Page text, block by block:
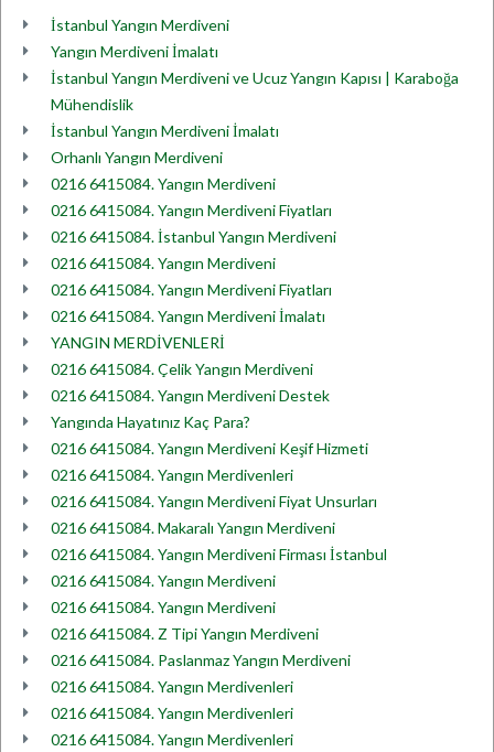
İstanbul Yangın Merdiveni
Yangın Merdiveni İmalatı
İstanbul Yangın Merdiveni ve Ucuz Yangın Kapısı | Karaboğa
Mühendislik
İstanbul Yangın Merdiveni İmalatı
Orhanlı Yangın Merdiveni
0216 6415084. Yangın Merdiveni
0216 6415084. Yangın Merdiveni Fiyatları
0216 6415084. İstanbul Yangın Merdiveni
0216 6415084. Yangın Merdiveni
0216 6415084. Yangın Merdiveni Fiyatları
0216 6415084. Yangın Merdiveni İmalatı
YANGIN MERDİVENLERİ
0216 6415084. Çelik Yangın Merdiveni
0216 6415084. Yangın Merdiveni Destek
Yangında Hayatınız Kaç Para?
0216 6415084. Yangın Merdiveni Keşif Hizmeti
0216 6415084. Yangın Merdivenleri
0216 6415084. Yangın Merdiveni Fiyat Unsurları
0216 6415084. Makaralı Yangın Merdiveni
0216 6415084. Yangın Merdiveni Firması İstanbul
0216 6415084. Yangın Merdiveni
0216 6415084. Yangın Merdiveni
0216 6415084. Z Tipi Yangın Merdiveni
0216 6415084. Paslanmaz Yangın Merdiveni
0216 6415084. Yangın Merdivenleri
0216 6415084. Yangın Merdivenleri
0216 6415084. Yangın Merdivenleri